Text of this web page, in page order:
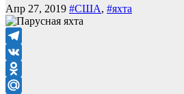
Апр 27, 2019 #США, #яхта
Telegram
VK
Odnoklassniki